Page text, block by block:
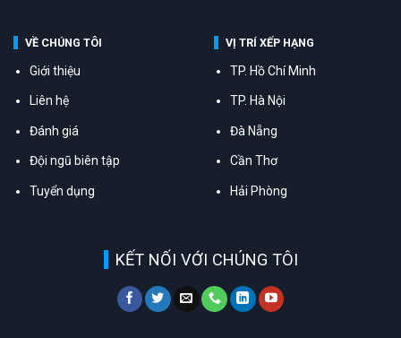
VỀ CHÚNG TÔI
Giới thiệu
Liên hệ
Đánh giá
Đội ngũ biên tập
Tuyển dụng
VỊ TRÍ XẾP HẠNG
TP. Hồ Chí Minh
TP. Hà Nội
Đà Nẵng
Cần Thơ
Hải Phòng
KẾT NỐI VỚI CHÚNG TÔI